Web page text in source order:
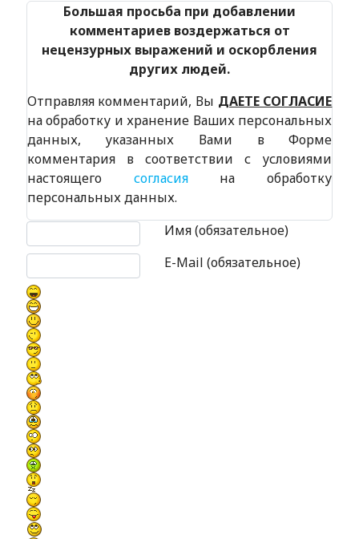
Большая просьба при добавлении
комментариев воздержаться от
нецензурных выражений и оскорбления
других людей.
Отправляя комментарий, Вы ДАЕТЕ СОГЛАСИЕ
на обработку и хранение Ваших персональных
данных, указанных Вами в Форме
комментария в соответствии с условиями
настоящего согласияна обработку
персональных данных.
Имя (обязательное)
E-Mail (обязательное)
Текст комментария